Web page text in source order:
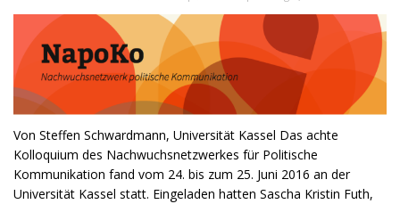
Von Steffen Schwardmann, Universität Kassel Das achte
Kolloquium des Nachwuchsnetzwerkes für Politische
Kommunikation fand vom 24. bis zum 25. Juni 2016 an der
Universität Kassel statt. Eingeladen hatten Sascha Kristin Futh,